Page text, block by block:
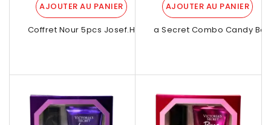
Coffret Nour 5pcs Josef.h
AJOUTER AU PANIER
Victoria Secret Combo Candy
AJOUTER AU PANIER